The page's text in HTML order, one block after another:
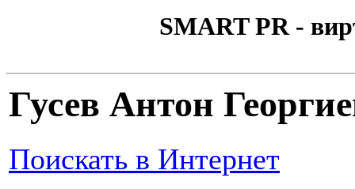
SMART PR -
Гусев Антон
Поискать в Интернет